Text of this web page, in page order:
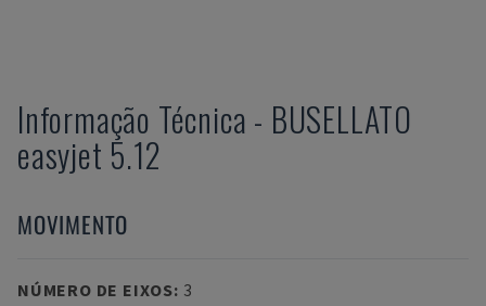
Informação Técnica - BUSELLATO
easyjet 5.12
MOVIMENTO
NÚMERO DE EIXOS: 3